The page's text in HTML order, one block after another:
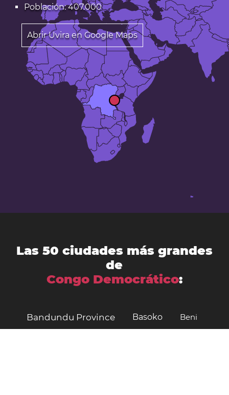
Población: 407.000
Abrir Uvira en Google Maps
Las 50 ciudades más grandes
de
Congo Democrático:
Bandundu Province Basoko Beni